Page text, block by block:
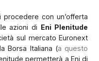
con un’offerta
azioni di Eni Plenitude
sul mercato Euronext
Borsa Italiana (a questo
permetterà a Eni di